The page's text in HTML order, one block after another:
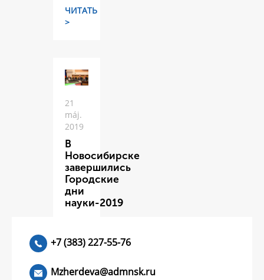
ЧИТАТЬ
>
21
máj.
2019
В
Новосибирске
завершились
Городские
дни
науки-2019
+7 (383) 227-55-76
Mzherdeva@admnsk.ru